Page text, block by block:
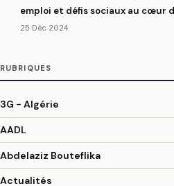
emploi et défis sociaux au cœur
25 Déc 2024
RUBRIQUES
3G - Algérie
AADL
Abdelaziz Bouteflika
Actualités